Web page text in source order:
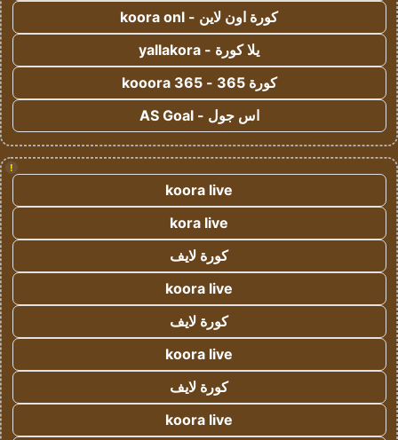
كورة اون لاين - koora onl
يلا كورة - yallakora
كورة 365 - kooora 365
اس جول - AS Goal
!
koora live
kora live
كورة لايف
koora live
كورة لايف
koora live
كورة لايف
koora live